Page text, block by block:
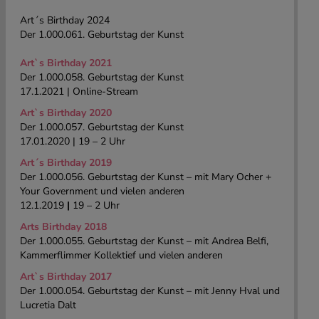
Art´s Birthday 2024
Der 1.000.061. Geburtstag der Kunst
Art`s Birthday 2021
Der 1.000.058. Geburtstag der Kunst
17.1.2021 | Online-Stream
Art`s Birthday 2020
Der 1.000.057. Geburtstag der Kunst
17.01.2020 | 19 – 2 Uhr
Art´s Birthday 2019
Der 1.000.056. Geburtstag der Kunst – mit Mary Ocher +
Your Government und vielen anderen
12.1.2019 | 19 – 2 Uhr
Arts Birthday 2018
Der 1.000.055. Geburtstag der Kunst – mit Andrea Belfi,
Kammerflimmer Kollektief und vielen anderen
Art`s Birthday 2017
Der 1.000.054. Geburtstag der Kunst – mit Jenny Hval und
Lucretia Dalt